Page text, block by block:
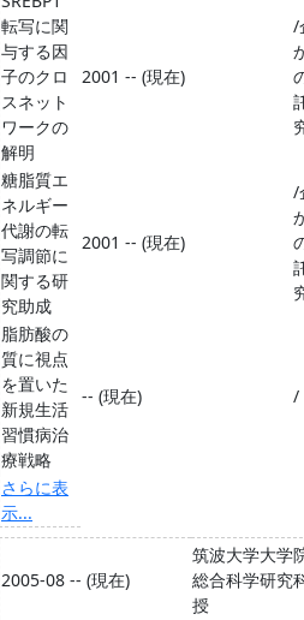
転写に関
与する因
子のクロ
スネット
ワークの
解明
2001 -- (現在)
/
糖脂質エ
ネルギー
代謝の転
写調節に
関する研
究助成
2001 -- (現在)
/
脂肪酸の
質に視点
を置いた
新規生活
習慣病治
療戦略
-- (現在) /
さらに表
示...
2005-08 -- (現在)
筑波大学大学
総合科学研究
授